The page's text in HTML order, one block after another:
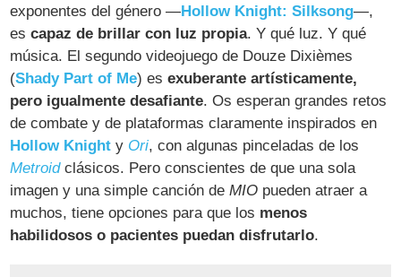
exponentes del género —Hollow Knight: Silksong—,
escapaz de brillar con luz propia. Y qué luz. Y qué
música. El segundo videojuego de Douze Dixièmes
(Shady Part of Me) esexuberante artísticamente,
pero igualmente desafiante. Os esperan grandes retos
de combate y de plataformas claramente inspirados en
Hollow Knight y Ori, con algunas pinceladas de los
Metroidclásicos. Pero conscientes de que una sola
imagen y una simple canción deMIO pueden atraer a
muchos, tiene opciones para que los menos
habilidosos o pacientes puedan disfrutarlo.